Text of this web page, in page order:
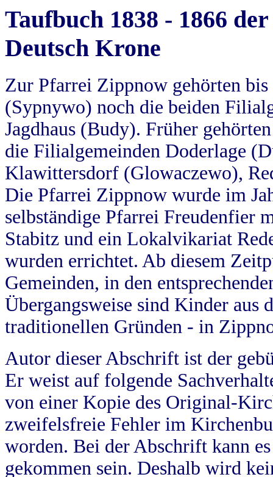
Taufbuch 1838 - 1866
Deutsch Krone
Zur Pfarrei Zippnow gehörten
(Sypnywo) noch die beiden
Jagdhaus (Budy). Früher
die Filialgemeinden Doderlage
Klawittersdorf (Glowaczewo),
Die Pfarrei Zippnow wurde im
selbständige Pfarrei Freudenfier
Stabitz und ein Lokalvikariat
wurden errichtet. Ab diesem
Gemeinden, in den
Übergangsweise sind Kinder aus
traditionellen Gründen - in
Autor dieser Abschrift ist der
Er weist auf folgende
von einer Kopie des Original-
zweifelsfreie Fehler im
worden. Bei der Abschrift kann
gekommen sein. Deshalb wird